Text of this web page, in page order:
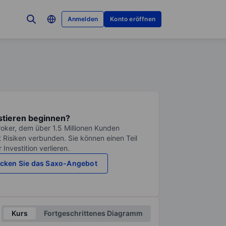
Anmelden Konto eröffnen
beginnen?
dem über 1.5 Millionen Kunden
verbunden. Sie können einen Teil
Investition verlieren.
Sie das Saxo-Angebot
Kurs Fortgeschrittenes Diagramm